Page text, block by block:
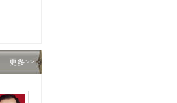
更多>>